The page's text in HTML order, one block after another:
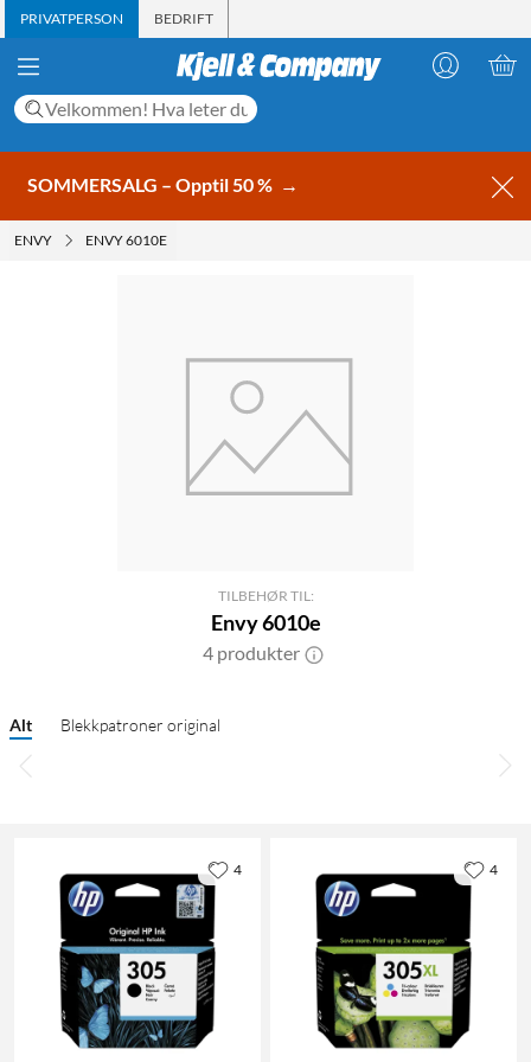
PRIVATPERSON BEDRIFT
SOMMERSALG – Opptil 50 % →
ENVY ENVY 6010E
TILBEHØR TIL:
Envy 6010e
4 produkter
Alt Blekkpatroner original
4 4